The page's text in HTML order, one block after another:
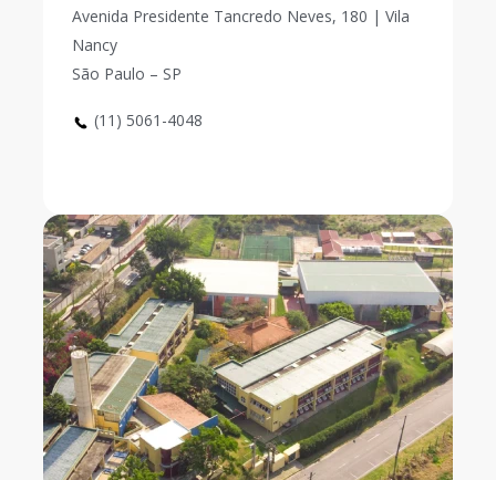
Avenida Presidente Tancredo Neves, 180 | Vila
Nancy
São Paulo – SP
(11) 5061-4048